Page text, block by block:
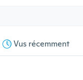
Vus récemment